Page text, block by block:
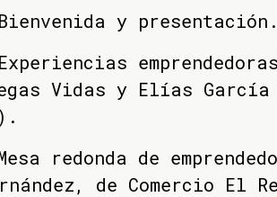
y presentación.
Vidas y Elías García
redonda de
de Comercio El